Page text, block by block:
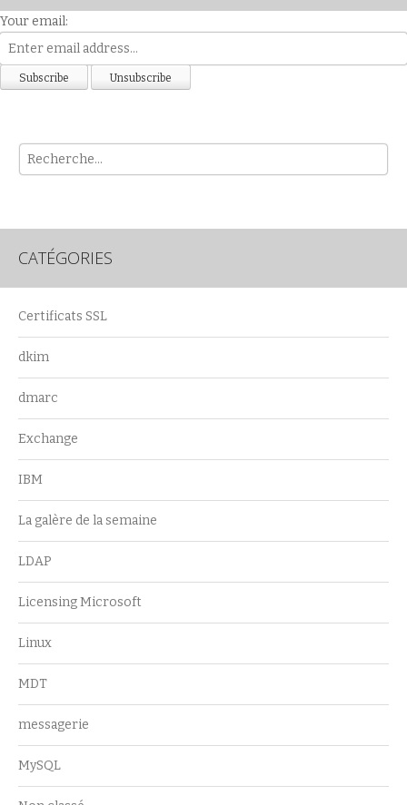
Your email:
Rech
CATÉGORIES
Certificats SSL
dkim
dmarc
Exchange
IBM
La galère de la semaine
LDAP
Licensing Microsoft
Linux
MDT
messagerie
MySQL